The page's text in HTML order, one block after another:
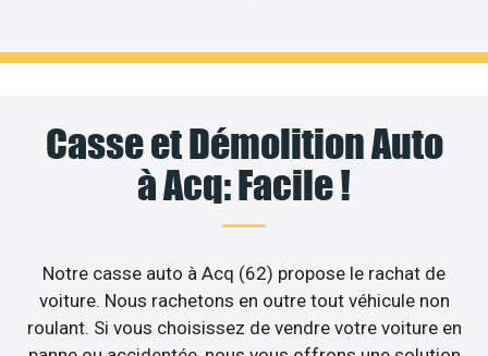
Casse et Démolition Auto
à Acq: Facile !
Notre casse auto à Acq (62) propose le rachat de
voiture. Nous rachetons en outre tout véhicule non
roulant. Si vous choisissez de vendre votre voiture en